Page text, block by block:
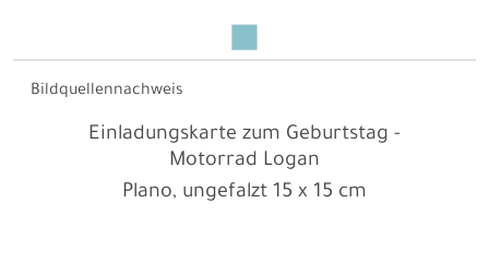
Bildquellennachweis
Einladungskarte zum Geburtstag -
Motorrad Logan
Plano, ungefalzt 15 x 15 cm